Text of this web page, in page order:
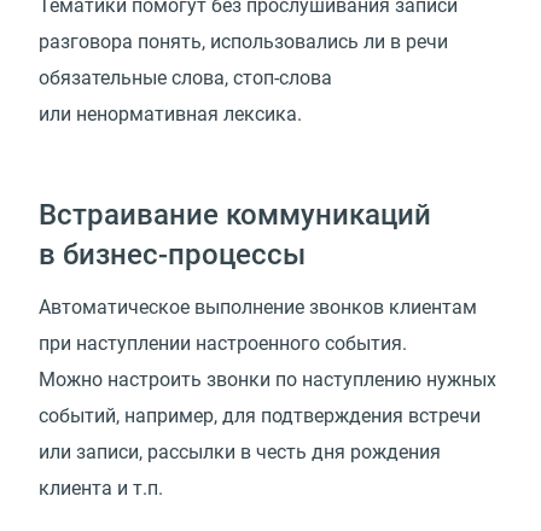
Тематики помогут без прослушивания записи
разговора понять, использовались ли в речи
обязательные слова, стоп-слова
или ненормативная лексика.
Встраивание коммуникаций
в бизнес-процессы
Автоматическое выполнение звонков клиентам
при наступлении настроенного события.
Можно настроить звонки по наступлению нужных
событий, например, для подтверждения встречи
или записи, рассылки в честь дня рождения
клиента и т.п.